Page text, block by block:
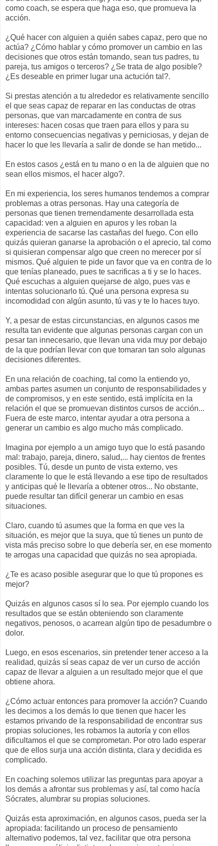
como coach, se espera que haga eso, que promueva la
acción.
¿Qué hacer con alguien a quién sabes capaz, pero que no
actúa? ¿Cómo hablar y cómo promover un cambio en las
decisiones que otros están tomando, sean tus padres, tu
pareja, tus amigos o terceros? ¿Se trata de algo posible?
¿Es deseable en primer lugar una actución tal?.
Si prestas atención a tu alrededor es relativamente sencillo
el que seas capaz de reparar en las conductas de otras
personas, que van marcadamente en contra de sus
intereses: hacen cosas que traen para ellos y para su
entorno consecuencias negativas y perniciosas, y dejan de
hacer lo que les llevaría a salir de donde se han metido...
En estos casos ¿está en tu mano o en la de alguien que no
sean ellos mismos, el hacer algo?.
En mi experiencia, los seres humanos tendemos a comprar
problemas a otras personas. Hay una categoría de
personas que tienen tremendamente desarrollada esta
capacidad: ven a alguien en apuros y les roban la
experiencia de sacarse las castañas del fuego. Con ello
quizás quieran ganarse la aprobación o el aprecio, tal como
si quisieran compensar algo que creen no merecer por sí
mismos. Qué alguien te pide un favor que va en contra de lo
que tenías planeado, pues te sacrificas a ti y se lo haces.
Qué escuchas a alguien quejarse de algo, pues vas e
intentas solucionarlo tú. Qué una persona expresa su
incomodidad con algún asunto, tú vas y te lo haces tuyo.
Y, a pesar de estas circunstancias, en algunos casos me
resulta tan evidente que algunas personas cargan con un
pesar tan innecesario, que llevan una vida muy por debajo
de la que podrían llevar con que tomaran tan solo algunas
decisiones diferentes.
En una relación de coaching, tal como la entiendo yo,
ambas partes asumen un conjunto de responsabilidades y
de compromisos, y en este sentido, está implícita en la
relación el que se promuevan distintos cursos de acción...
Fuera de este marco, intentar ayudar a otra persona a
generar un cambio es algo mucho más complicado.
Imagina por ejemplo a un amigo tuyo que lo está pasando
mal: trabajo, pareja, dinero, salud,... hay cientos de frentes
posibles. Tú, desde un punto de vista externo, ves
claramente lo que le está llevando a ese tipo de resultados
y anticipas qué le llevaría a obtener otros... No obstante,
puede resultar tan difícil generar un cambio en esas
situaciones.
Claro, cuando tú asumes que la forma en que ves la
situación, es mejor que la suya, que tú tienes un punto de
vista más preciso sobre lo que debería ser, en ese momento
te arrogas una capacidad que quizás no sea apropiada.
¿Te es acaso posible asegurar que lo que tú propones es
mejor?
Quizás en algunos casos sí lo sea. Por ejemplo cuando los
resultados que se están obteniendo son claramente
negativos, penosos, o acarrean algún tipo de pesadumbre o
dolor.
Luego, en esos escenarios, sin pretender tener acceso a la
realidad, quizás sí seas capaz de ver un curso de acción
capaz de llevar a alguien a un resultado mejor que el que
obtiene ahora.
¿Cómo actuar entonces para promover la acción? Cuando
les decimos a los demás lo que tienen que hacer les
estamos privando de la responsabilidad de encontrar sus
propias soluciones, les robamos la autoría y con ellos
dificultamos el que se comprometan. Por otro lado esperar
que de ellos surja una acción distinta, clara y decidida es
complicado.
En coaching solemos utilizar las preguntas para apoyar a
los demás a afrontar sus problemas y así, tal como hacía
Sócrates, alumbrar su propias soluciones.
Quizás esta aproximación, en algunos casos, pueda ser la
apropiada: facilitando un proceso de pensamiento
alternativo podemos, tal vez, facilitar que otra persona